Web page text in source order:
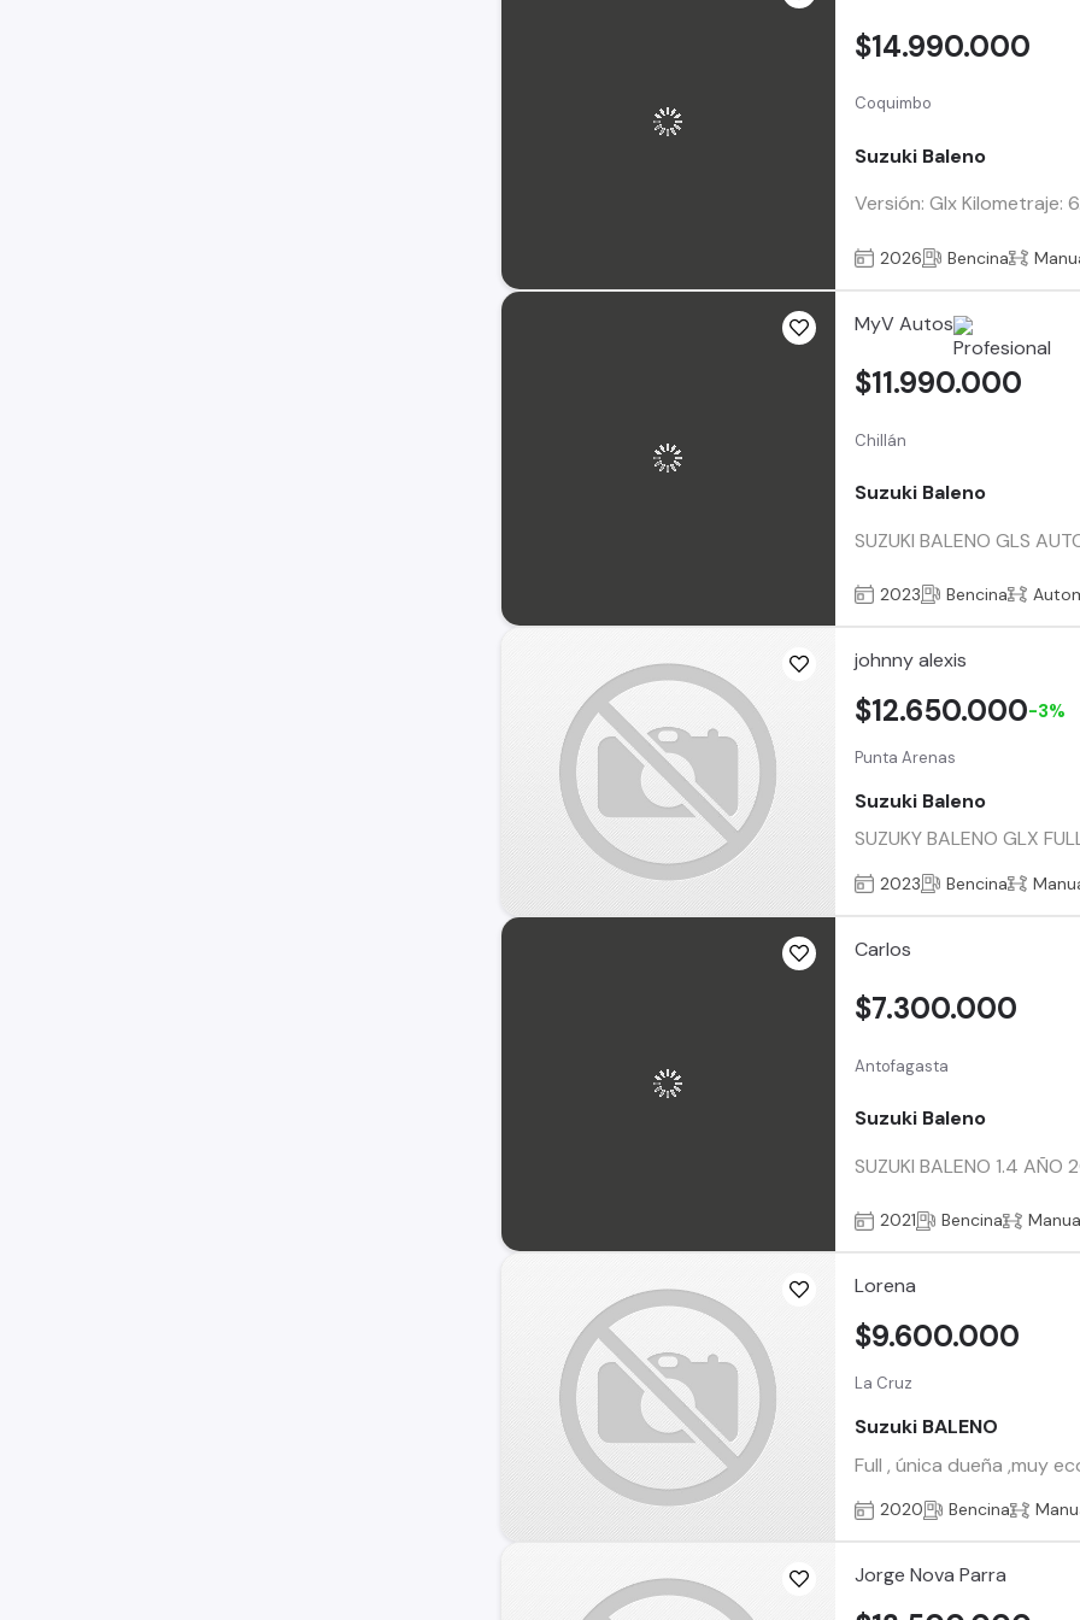
Coquimbo
Suzuki Baleno
Versión: Glx Kilometraje:
$14.990.000
2026 Bencina
MyV Autos
Chillán
Suzuki Baleno
SUZUKI BALENO GLS
$11.990.000
2023 Bencina
johnny alexis
Punta Arenas
Suzuki Baleno
SUZUKY BALENO GLX
$12.650.000-3%
2023 Bencina
Carlos
Antofagasta
Suzuki Baleno
SUZUKI BALENO 1.4 AÑO
$7.300.000
2021 Bencina
Lorena
La Cruz
Suzuki BALENO
Full , única dueña ,muy
$9.600.000
2020 Bencina
Jorge Nova Parra